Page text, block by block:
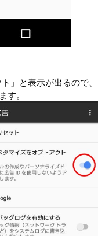
」と表示が出るので、
。